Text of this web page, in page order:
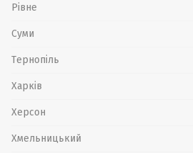
Рівне
Суми
Тернопіль
Харків
Херсон
Хмельницький